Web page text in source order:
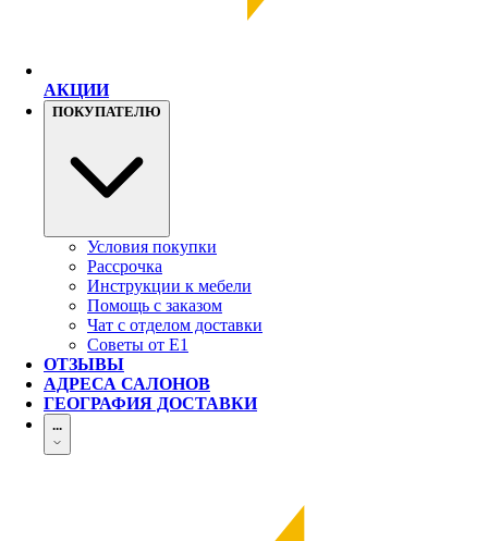
АКЦИИ
ПОКУПАТЕЛЮ
Условия покупки
Рассрочка
Инструкции к мебели
Помощь с заказом
Чат с отделом доставки
Советы от Е1
ОТЗЫВЫ
АДРЕСА САЛОНОВ
ГЕОГРАФИЯ ДОСТАВКИ
...